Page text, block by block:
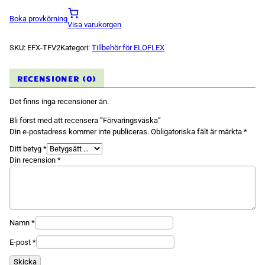
Boka provkörning
Visa varukorgen
SKU: EFX-TFV2Kategori: Tillbehör för ELOFLEX
RECENSIONER (0)
Det finns inga recensioner än.
Bli först med att recensera ”Förvaringsväska”
Din e-postadress kommer inte publiceras. Obligatoriska fält är märkta *
Ditt betyg *
Din recension *
Namn *
E-post *
Nödvändiga
går inte att
De behövs
för att
över huvud
taget ska
fungera.
kunna
förbättra
hemsidans
funktionalitet
och